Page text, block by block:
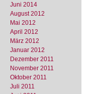
Juni 2014
August 2012
Mai 2012
April 2012
März 2012
Januar 2012
Dezember 2011
November 2011
Oktober 2011
Juli 2011